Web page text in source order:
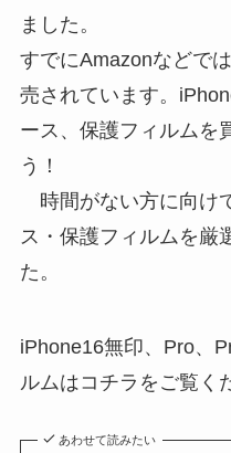
ました。
すでにAmazonなどで
売されています。
ース、保護フィルムを
う！
時間がない方に向け
ス・保護フィルムを厳
た。
iPhone16無印、Pro、
ルムはコチラをご覧く
あわせて読みたい